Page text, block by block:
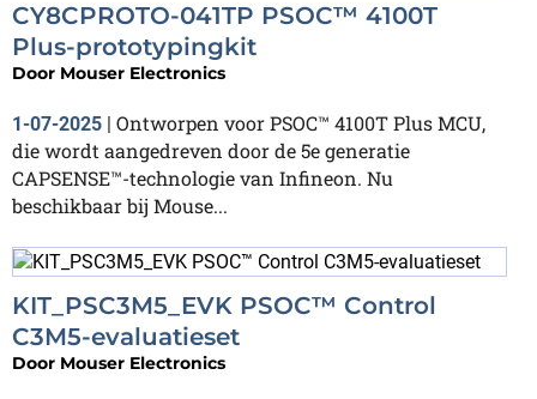
CY8CPROTO-041TP PSOC™ 4100T
Plus-prototypingkit
Door Mouser Electronics
1-07-2025
Ontworpen voor PSOC™ 4100T Plus MCU,
die wordt aangedreven door de 5e generatie
CAPSENSE™-technologie van Infineon. Nu
beschikbaar bij Mouse...
KIT_PSC3M5_EVK PSOC™ Control
C3M5-evaluatieset
Door Mouser Electronics